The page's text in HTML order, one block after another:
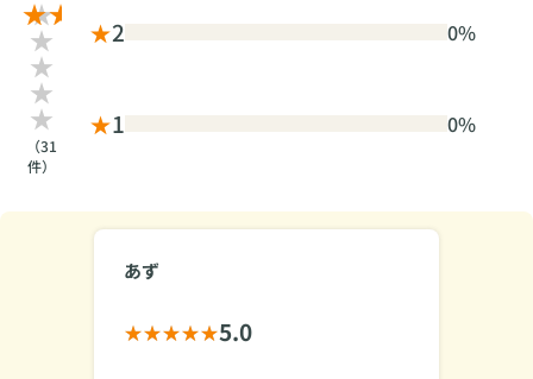
（31
件）
★2 0%
★1 0%
あず
5.0